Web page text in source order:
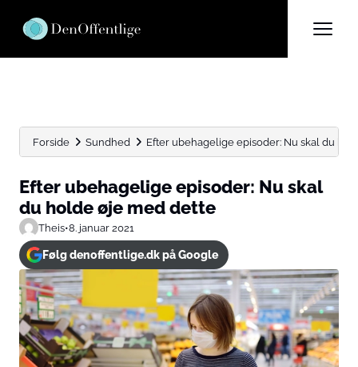
Forside Sundhed Efter ubehagelige episoder: Nu skal du
Efter ubehagelige episoder: Nu skal
du holde øje med dette
Theis•8. januar 2021
Følg denoffentlige.dk på Google